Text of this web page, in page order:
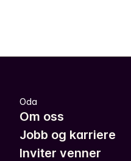
Oda
Om oss
Jobb og karriere
Inviter venner